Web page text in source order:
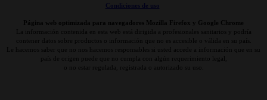
Condiciones de uso
Página web optimizada para navegadores Mozilla Firefox y Google Chrome
La información contenida en esta web está dirigida a profesionales sanitarios y podría
contener datos sobre productos o información que no es accesible o válida en su país.
Le hacemos saber que no nos hacemos responsables si usted accede a información que en su
país de origen puede que no cumpla con algún requerimiento legal,
o no estar regulada, registrada o autorizado su uso.